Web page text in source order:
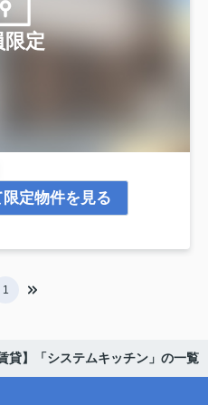
限定
定物件を見る
1
賃貸】「システムキッチン」の一覧